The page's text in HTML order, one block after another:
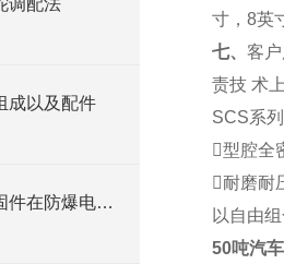
成以及配件
电子地磅厂家：紧固件在防爆电子地磅运用中的新体现
寸， 8英
七、 客
责技 术
SCS系列
型腔全
耐磨耐
以自由
50吨汽